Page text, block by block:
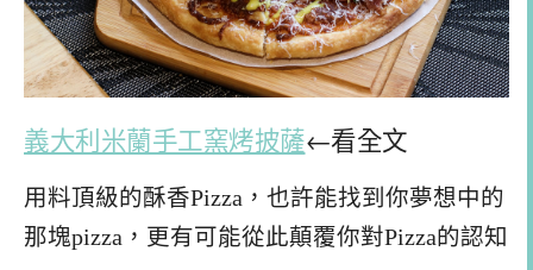
義大利米蘭手工窯烤披薩←看全文
用料頂級的酥香Pizza，也許能找到你夢想中的
那塊pizza，更有可能從此顛覆你對Pizza的認知